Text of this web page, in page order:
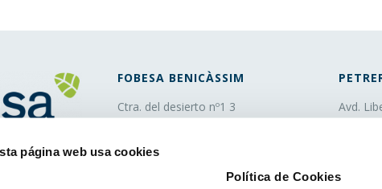
página web usa cookies
Política de Cookies
FOBESA BENICÀSSIM
Ctra. del desierto nº1 3
900 100 243
Avd.
fax. 96